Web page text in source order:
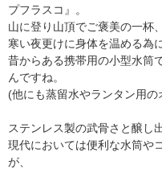
プフラスコ』。
山に登り山頂でご褒美の一杯
寒い夜更けに身体を温める為
昔からある携帯用の小型水筒
んですね。
(他にも蒸留水やランタン用
ステンレス製の武骨さと醸し
現代においては便利な水筒や
が、